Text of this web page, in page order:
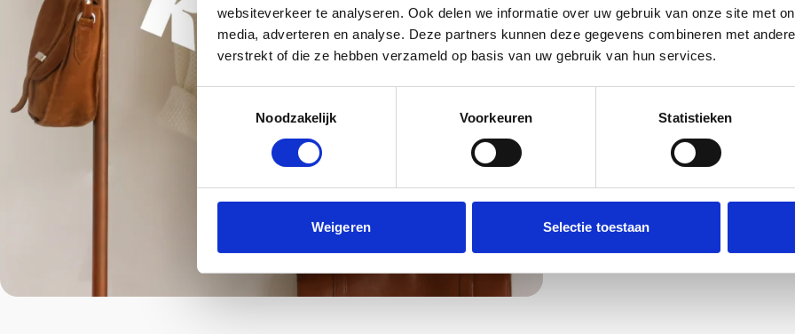
websiteverkeer te analyseren. Ook delen we informatie over uw gebruik van onze site met
media, adverteren en analyse. Deze partners kunnen deze gegevens combineren met
verstrekt of die ze hebben verzameld op basis van uw gebruik van hun services.
Noodzakelijk
Voorkeuren Statistieken
Weigeren Selectie toestaan